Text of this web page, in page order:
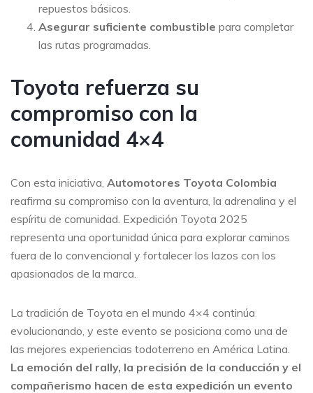
repuestos básicos.
Asegurar suficiente combustible para completar
las rutas programadas.
Toyota refuerza su
compromiso con la
comunidad 4×4
Con esta iniciativa, Automotores Toyota Colombia
reafirma su compromiso con la aventura, la adrenalina y el
espíritu de comunidad. Expedición Toyota 2025
representa una oportunidad única para explorar caminos
fuera de lo convencional y fortalecer los lazos con los
apasionados de la marca.
La tradición de Toyota en el mundo 4×4 continúa
evolucionando, y este evento se posiciona como una de
las mejores experiencias todoterreno en América Latina.
La emoción del rally, la precisión de la conducción y el
compañerismo hacen de esta expedición un evento